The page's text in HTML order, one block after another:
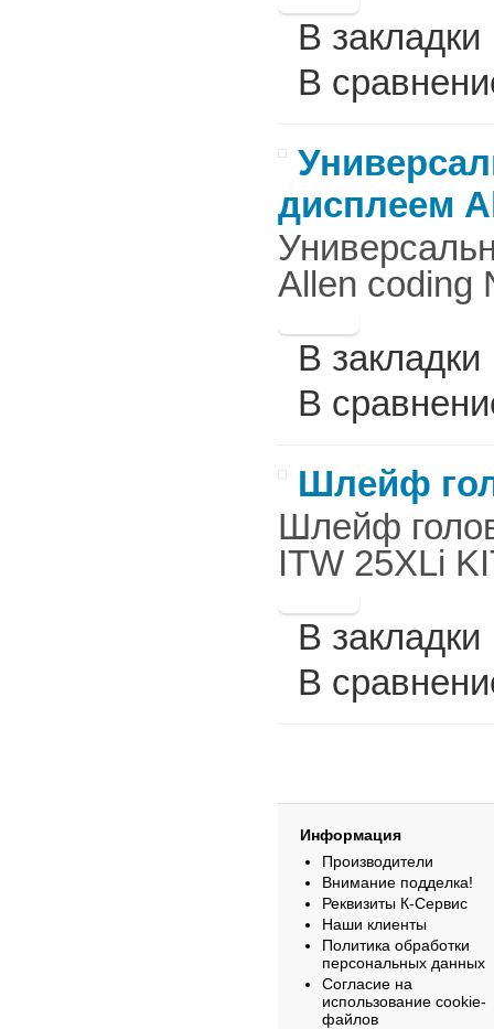
В закладки
В
дисплеем
Allen coding
В закладки
В
Шлейф
Шлейф
ITW 25XLi
В закладки
В
Информация
Производители
Внимание подделка!
Реквизиты К-Сервис
Наши клиенты
Политика обработки
персональных данных
Согласие на
использование cookie-
файлов